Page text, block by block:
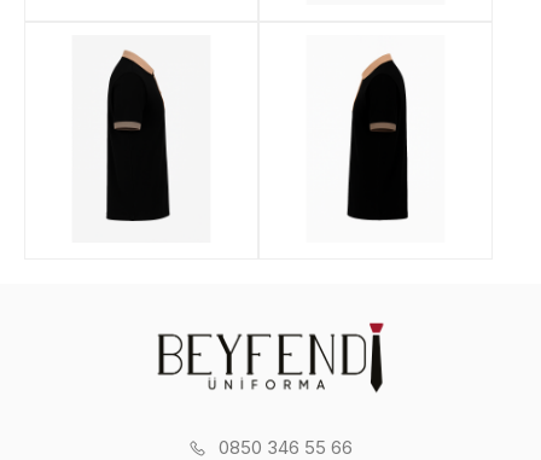
0850 346 55 66